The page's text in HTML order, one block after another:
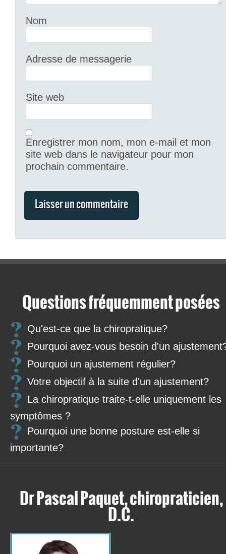
Nom
Adresse de messagerie
Site web
Enregistrer mon nom, mon e-mail et mon
site web dans le navigateur pour mon
prochain commentaire.
Questions fréquemment posées
Qu'est-ce que la chiropratique?
Pourquoi avez-vous besoin d'un
Pourquoi un ajustement régulier?
Votre objectif à la suite d'un ajustement?
La chiropratique traite-t-elle uniquement les
symptômes ?
Pourquoi une bonne posture est-elle si
importante?
Dr Pascal Paquet, chiropraticien,
D.C.